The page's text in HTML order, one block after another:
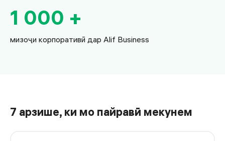
1 000 +
мизоҷи корпоративӣ дар Alif Business
7 арзише, ки мо пайравӣ мекунем